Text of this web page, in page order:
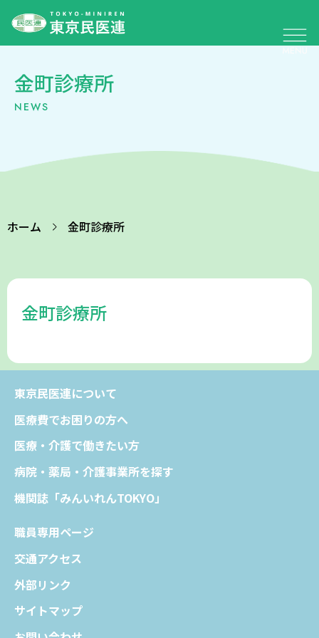
金町診療所
NEWS
ホーム 金町診療所
金町診療所
東京民医連について
医療費でお困りの方へ
医療・介護で働きたい方
病院・薬局・介護事業所を探す
機関誌「みんいれんTOKYO」
職員専用ページ
交通アクセス
外部リンク
サイトマップ